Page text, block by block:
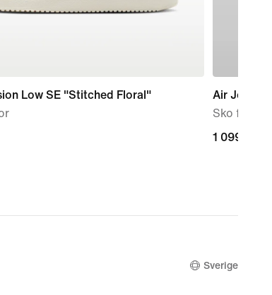
Low SE "Stitched Floral"
Air Jordan
Sko för
1 099,00 kr
1 099,00 kr
Sverige